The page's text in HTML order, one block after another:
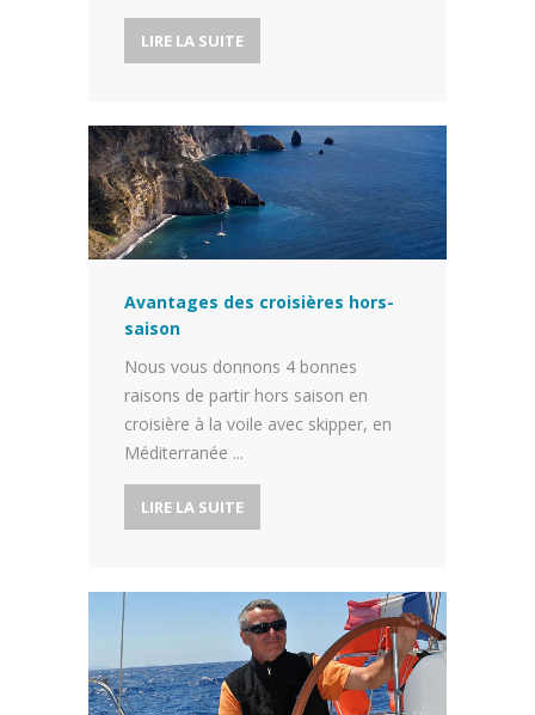
LIRE LA SUITE
Avantages des croisières hors-
saison
Nous vous donnons 4 bonnes
raisons de partir hors saison en
croisière à la voile avec skipper, en
Méditerranée ...
LIRE LA SUITE